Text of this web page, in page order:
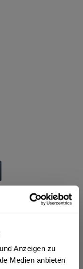
Anzeigen zu
Medien anbieten
1l PET"